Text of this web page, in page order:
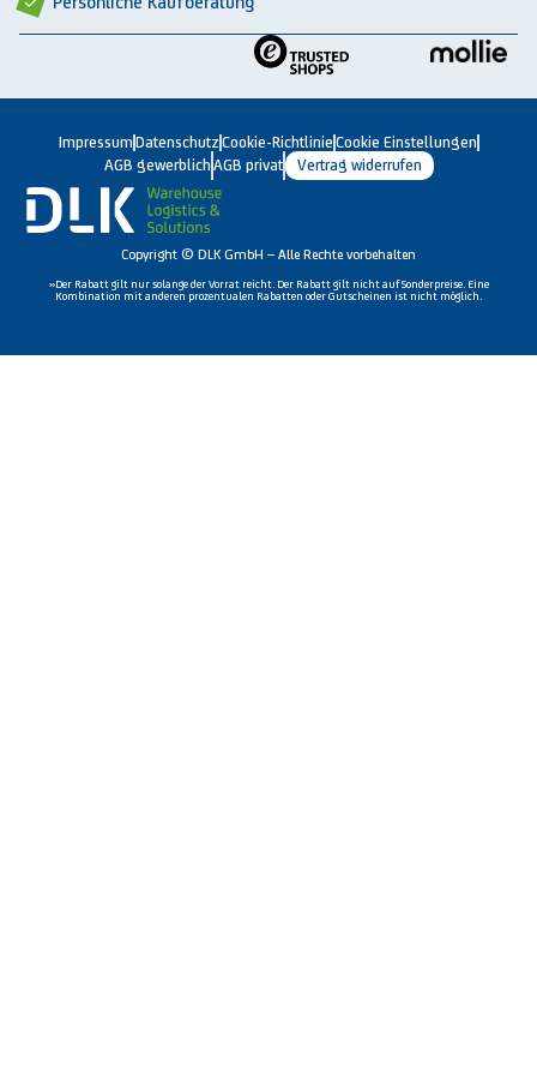
Impressum Datenschutz Cookie-Richtlinie Cookie Einstellungen
AGB gewerblich AGB privat Vertrag widerrufen
Copyright © DLK GmbH – Alle Rechte vorbehalten
»Der Rabatt gilt nur solange der Vorrat reicht. Der Rabatt gilt nicht auf Sonderpreise. Eine
Kombination mit anderen prozentualen Rabatten oder Gutscheinen ist nicht möglich.